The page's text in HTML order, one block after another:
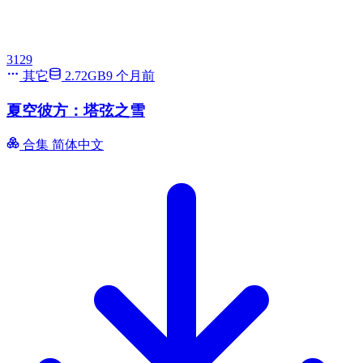
3129
其它
2.72GB9 个月前
夏空彼方：塔弦之雪
合集 简体中文